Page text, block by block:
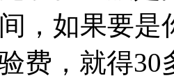
，如果要
费，就得